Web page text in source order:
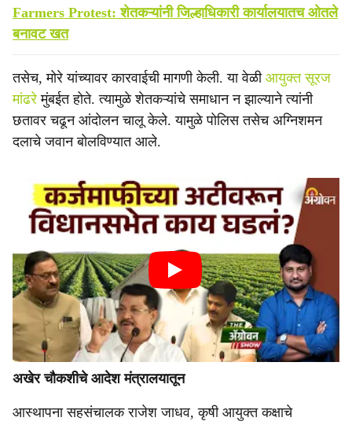
Farmers Protest: शेतकऱ्यांनी जिल्हाधिकारी कार्यालयातच ओतले
बनावट खत
तसेच, मोरे यांच्यावर कारवाईची मागणी केली. या वेळी आयुक्त सूरज
मांढरे मुंबईत होते. त्यामुळे शेतकऱ्यांचे समाधान न झाल्याने त्यांनी
छतावर चढून आंदोलन चालू केले. यामुळे पोलिस तसेच अग्निशमन
दलाचे जवान बोलविण्यात आले.
अखेर चौकशीचे आदेश मंत्रालयातून
आस्थापना सहसंचालक राजेश जाधव, कृषी आयुक्त कक्षाचे